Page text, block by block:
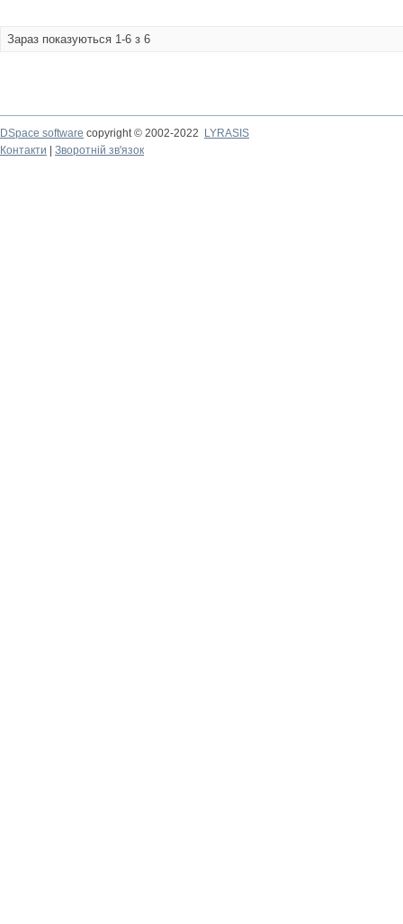
Зараз показуються 1-6 з 6
DSpace software copyright © 2002-2022
LYRASIS
Контакти
Зворотній зв'язок